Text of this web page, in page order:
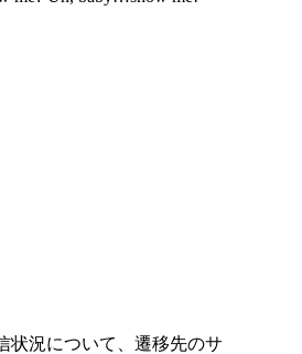
状況について、遷移先のサ